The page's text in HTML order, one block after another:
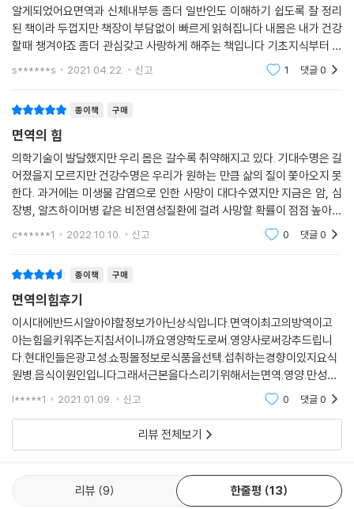
인 질환에서 보호받을 수 있다. 현대 과학이 감염질환에 가장 혁명적으로
대응했던 것은 이 집단면역의 힘 때문이었다. 과학은 언제나 역사적으로
차근차근 증명해온 진실이 쌓여 만들어온 것들이다. 백신에 대한 논란은
자극적인 이슈로 우리를 혼돈시키지만, 과학적 진실은 사실과 확률에 기반
임신과 출산, 성장기와 노화의 비밀까지, 면역과 생애 연구
면역은 우리가 타고난 유전자 이상이다. 면역은 환경에 대응하고 환경에서
배우고 환경에 적응하면서 우리가 태어난 순간부터 진화를 거듭한다. 이때
면역은 고립된 채 진화하지 않고, 우리 몸속과 주위에 살고 있는 풍부하고
도 역동적인 미생물 생태계와 함께 상호작용하며 진화한다. 자연분만으로
태어난 아기들은 주로 엄마의 질과 장내에 살고 있는 미생물을 얻고, 수술
을 얻는다. 세상으로 들어오는 경로 다음으로 신생아의 미생물에 영향을
끼치는 것은 모유다. 임신기와, 출생 후 5년까지 우리의 면역은 이 미생물
과 함께 ‘결정적 시기’를 거친다. 하지만 현대 사회의 과도한 위생은 이 미
생물이 살아 있을 틈을 주지 않을 정도가 되었다. 알레르기와 자가면역질
환의 증가 또한 이 미생물이 사라지고 있는 것과 연관이 있다. 책에서는 임
신기, 성장기에 이 미생물을 접촉해야 하는 중요성에 대해 상세히 밝힌다.
한편, 면역계는 진화하기도 하지만 노화하기도 한다. 면역에서 주목하는
부분은 생물학적 연령이 아니라, 건강하게 사는 수명인 ‘건강수명’이다. 우
리 몸이 노화하듯, 면역도 노화한다. 면역의 노화를 최대한 막는 방법은 몸
기부터, 생후 5년, 아동기와 청소년기, 노화까지 생애 각 주기별로 면역이
필요한 핵심적인 이야기를 풀어놓는다. 인간의 각 생애에서 면역계가 진화
알게되었어요면역과 신체내부등 좀더 일반인도 이해하기 쉽도록 잘 정리
된 책이라 두껍지만 책장이 부담없이 빠르게 읽혀집니다 내몸은 내가 건강
할때 챙겨야죠 좀더 관심갖고 사랑하게 해주는 책입니다 기초지식부터 의
학용어 우리신체에 대해 쉽고 자세히 재미있게 설명되어있어 도움이 많이
s******s 2021.04.22. 신고 1 댓글0
종이책 구매
면역의 힘
의학기술이 발달했지만 우리 몸은 갈수록 취약해지고 있다. 기대수명은 길
어졌을지 모르지만 건강수명은 우리가 원하는 만큼 삶의 질이 쫓아오지 못
한다. 과거에는 미생물 감염으로 인한 사망이 대다수였지만 지금은 암, 심
장병, 알츠하이머병 같은 비전염성질환에 걸려 사망할 확률이 점점 높아지
고 있는 추세다. 풍요로운 세상에 살면서 점점 더 병들고 약해지는 원인을
c******1 2022.10.10. 신고 0 댓글0
종이책 구매
면역의힘후기
이시대에반드시알아야할정보가아닌상식입니다.면역이최고의방역이고
아는힘을키워주는지침서이니까요영양학도로써.영양사로써강추드립니
다.현대인들은광고성.쇼핑몰정보로식품을선택.섭취하는경향이있지요식
원병.음식이원인입니다그래서근본을다스리기위해서는면역.영양.만성질
환등우메카니즘에대한정확한이해가필요한데딱.제때.제시간에책을접하
l*****1 2021.01.09. 신고 0 댓글0
리뷰 전체보기
리뷰 9 한줄평 13